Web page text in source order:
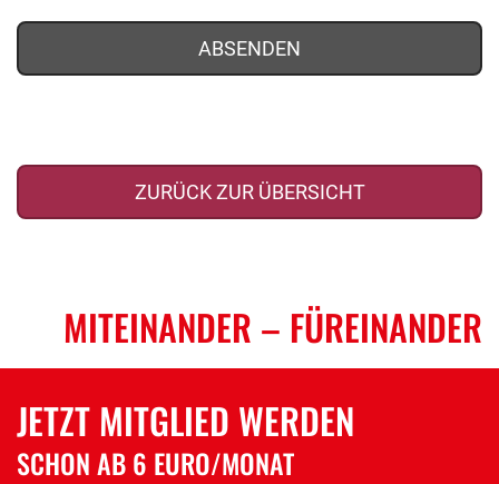
ABSENDEN
ZURÜCK ZUR ÜBERSICHT
MITEINANDER – FÜREINANDER
JETZT MITGLIED WERDEN
SCHON AB 6 EURO/MONAT